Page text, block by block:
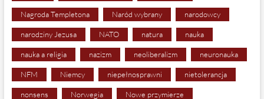
Nagroda Templetona Naród wybrany narodowcy
narodziny Jezusa NATO natura nauka
nauka a religia nazizm neoliberalizm neuronauka
NFM Niemcy niepełnosprawni nietolerancja
nonsens Norwegia Nowe przymierze